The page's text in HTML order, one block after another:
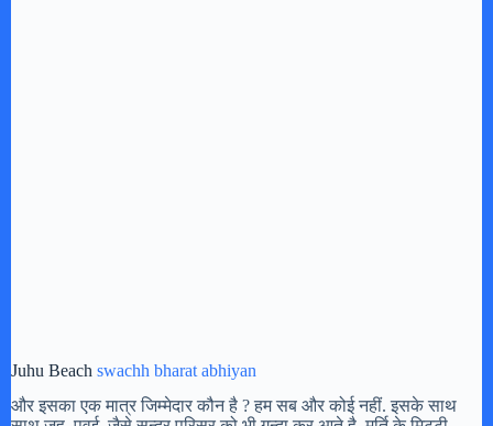
Juhu Beach swachh bharat abhiyan
और इसका एक मात्र जिम्मेदार कौन है ? हम सब और कोई नहीं. इसके साथ